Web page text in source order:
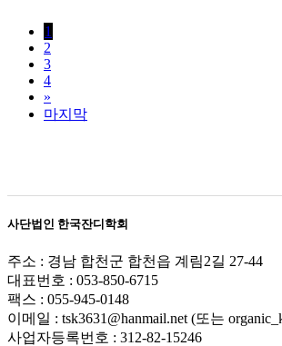
1
2
3
4
»
마지막
사단법인 한국잔디학회
주소 : 경남 합천군 합천읍 계림2길 27-44
대표번호 : 053-850-6715
팩스 : 055-945-0148
이메일 : tsk3631@hanmail.net (또는
사업자등록번호 : 312-82-15246